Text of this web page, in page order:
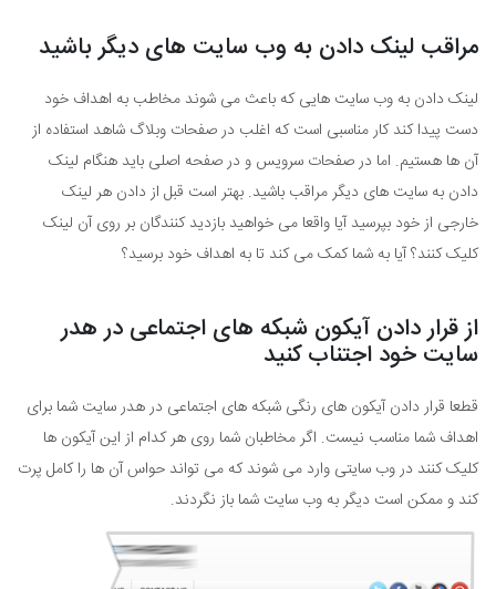
مراقب لینک دادن به وب سایت های دیگر باشید
لینک دادن به وب سایت هایی که باعث می شوند مخاطب به اهداف خود
دست پیدا کند کار مناسبی است که اغلب در صفحات وبلاگ شاهد استفاده از
آن ها هستیم. اما در صفحات سرویس و در صفحه اصلی باید هنگام لینک
دادن به سایت های دیگر مراقب باشید. بهتر است قبل از دادن هر لینک
خارجی از خود بپرسید آیا واقعا می خواهید بازدید کنندگان بر روی آن لینک
کلیک کنند؟ آیا به شما کمک می کند تا به اهداف خود برسید؟
از قرار دادن آیکون شبکه های اجتماعی در هدر
سایت خود اجتناب کنید
قطعا قرار دادن آیکون های رنگی شبکه های اجتماعی در هدر سایت شما برای
اهداف شما مناسب نیست. اگر مخاطبان شما روی هر کدام از این آیکون ها
کلیک کنند در وب سایتی وارد می شوند که می تواند حواس آن ها را کامل پرت
کند و ممکن است دیگر به وب سایت شما باز نگردند.